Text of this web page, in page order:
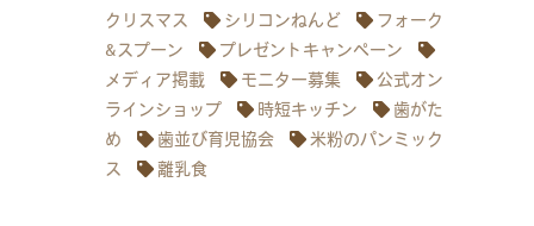
クリスマス
シリコンねんど
フォーク
&スプーン
プレゼントキャンペーン
メディア掲載
モニター募集
公式オン
ラインショップ
時短キッチン
歯がた
め
歯並び育児協会
米粉のパンミック
ス
離乳食